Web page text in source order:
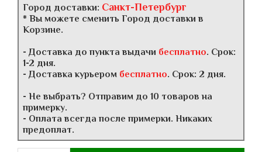
Город доставки: Санкт-Петербург
* Вы можете сменить Город доставки в
Корзине.
- Доставка до пункта выдачи бесплатно. Срок:
1-2 дня.
- Доставка курьером бесплатно. Срок: 2 дня.
- Не выбрать? Отправим до 10 товаров на
примерку.
- Оплата всегда после примерки. Никаких
предоплат.